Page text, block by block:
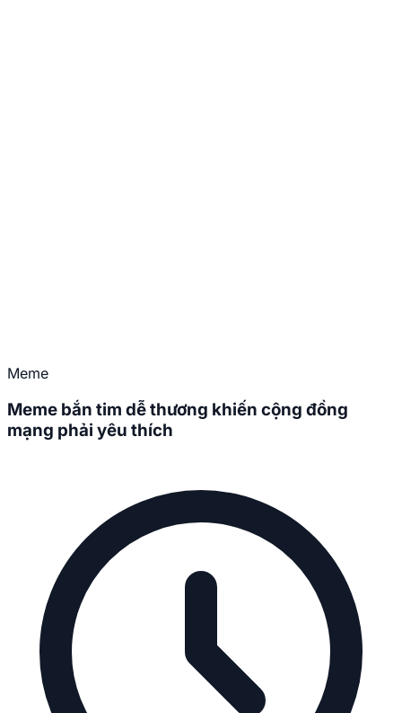
Meme
Meme bắn tim dễ thương khiến cộng đồng
mạng phải yêu thích